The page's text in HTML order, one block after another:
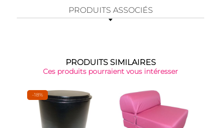
PRODUITS ASSOCIÉS
PRODUITS SIMILAIRES
Ces produits pourraient vous intéresser
-18%